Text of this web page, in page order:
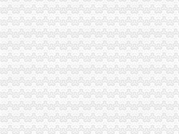
招聘主办做账会计3名_重庆九龙坡财务/审计/金融-重
【封帖】低价出售巴国城后门才接新房一室一厅只
【图】九龙坡石桥铺电脑城工商注册代理/代理记账
招收会计学员（重庆）_会计_论坛_天涯社区
重庆市场专员/助理：会计市场专员（兼职）-重庆爱
重庆寸滩公司注销【今日推荐网-重庆工商/税务/财
寻物启示_凤凰资讯
重庆版权变更：诚信商标服务商标变更只需800元包
亚顺源集团（图）_网易新闻
万事通_新浪新闻
万事通_新浪新闻